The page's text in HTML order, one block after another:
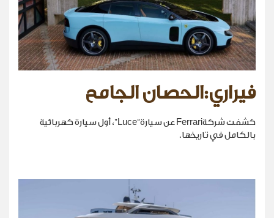
فيراري:الحصان الجامح
كشفت شركةFerrari عن سيارة“Luce”، أول سيارة كهربائية
بالكامل في تاريخها.